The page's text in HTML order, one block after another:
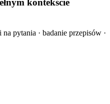
kontekście
pytania · badanie przepisów ·